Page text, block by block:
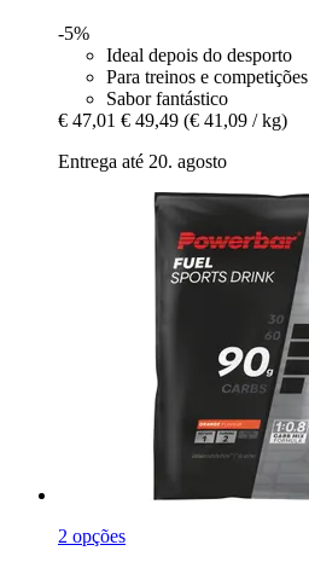
-5%
Ideal depois do desporto
Para treinos e competições
Sabor fantástico
€ 47,01 € 49,49 (€ 41,09 / kg)
Entrega até 20. agosto
2 opções